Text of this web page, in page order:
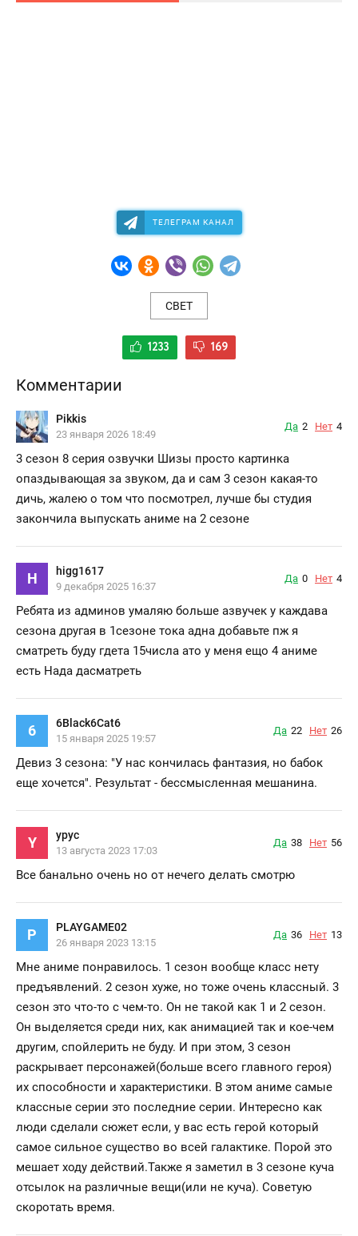
ТЕЛЕГРАМ КАНАЛ
СВЕТ
1233 169
Комментарии
Pikkis
23 января 2026 18:49
Да 2 Нет 4
3 сезон 8 серия озвучки Шизы просто картинка
опаздывающая за звуком, да и сам 3 сезон какая-то
дичь, жалею о том что посмотрел, лучше бы студия
закончила выпускать аниме на 2 сезоне
H higg1617
9 декабря 2025 16:37
Да 0 Нет 4
Ребята из админов умаляю больше азвучек у каждава
сезона другая в 1сезоне тока адна добавьте пж я
сматреть буду гдета 15числа ато у меня ещо 4 аниме
есть Нада дасматреть
6 6Black6Cat6
15 января 2025 19:57
Да 22 Нет 26
Девиз 3 сезона: "У нас кончилась фантазия, но бабок
еще хочется". Результат - бессмысленная мешанина.
Y ypyc
13 августа 2023 17:03
Да 38 Нет 56
Все банально очень но от нечего делать смотрю
P PLAYGAME02
26 января 2023 13:15
Да 36 Нет 13
Мне аниме понравилось. 1 сезон вообще класс нету
предъявлений. 2 сезон хуже, но тоже очень классный. 3
сезон это что-то с чем-то. Он не такой как 1 и 2 сезон.
Он выделяется среди них, как анимацией так и кое-чем
другим, спойлерить не буду. И при этом, 3 сезон
раскрывает персонажей(больше всего главного героя)
их способности и характеристики. В этом аниме самые
классные серии это последние серии. Интересно как
люди сделали сюжет если, у вас есть герой который
самое сильное существо во всей галактике. Порой это
мешает ходу действий.Также я заметил в 3 сезоне куча
отсылок на различные вещи(или не куча). Советую
скоротать время.